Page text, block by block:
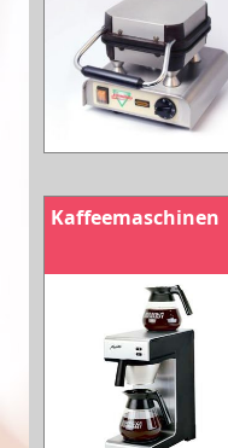
Kaffeemaschinen